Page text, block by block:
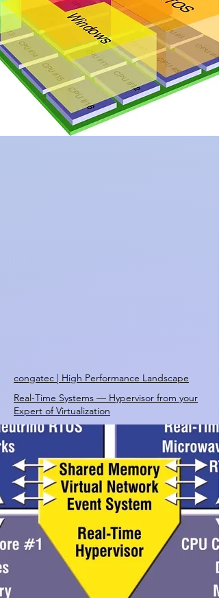
congatec | High Performance Landscape
Real-Time Systems — Hypervisor from your
Expert of Virtualization